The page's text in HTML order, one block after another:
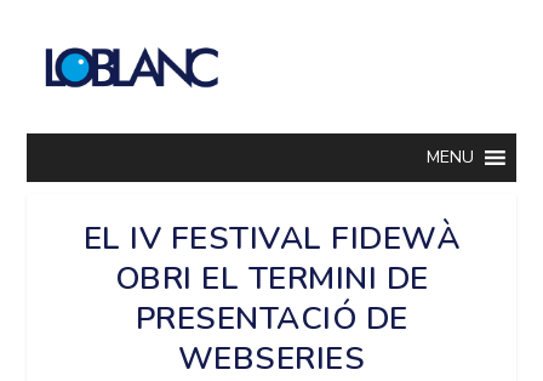
MENU
EL IV FESTIVAL FIDEWÀ
OBRI EL TERMINI DE
PRESENTACIÓ DE
WEBSERIES